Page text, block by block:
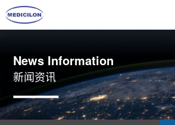
News Information
新闻资讯